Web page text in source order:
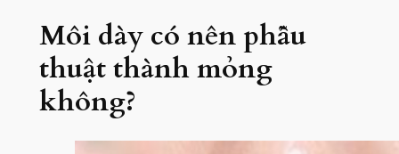
Môi dày có nên phẫu
thuật thành mỏng
không?